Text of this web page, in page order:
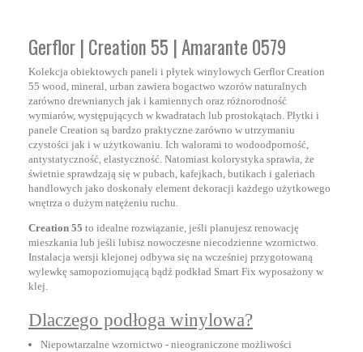
Gerflor | Creation 55 | Amarante 0579
Kolekcja obiektowych paneli i płytek winylowych Gerflor Creation
55 wood, mineral, urban zawiera bogactwo wzorów naturalnych
zarówno drewnianych jak i kamiennych oraz różnorodność
wymiarów, występujących w kwadratach lub prostokątach. Płytki i
panele Creation są bardzo praktyczne zarówno w utrzymaniu
czystości jak i w użytkowaniu. Ich walorami to wodoodporność,
antystatyczność, elastyczność. Natomiast kolorystyka sprawia, że
świetnie sprawdzają się w pubach, kafejkach, butikach i galeriach
handlowych jako doskonały element dekoracji każdego użytkowego
wnętrza o dużym natężeniu ruchu.
Creation 55 to idealne rozwiązanie, jeśli planujesz renowację
mieszkania lub jeśli lubisz nowoczesne niecodzienne wzornictwo.
Instalacja wersji klejonej odbywa się na wcześniej przygotowaną
wylewkę samopoziomującą bądź podkład Smart Fix wyposażony w
klej.
Dlaczego podłoga winylowa?
Niepowtarzalne wzornictwo - nieograniczone możliwości